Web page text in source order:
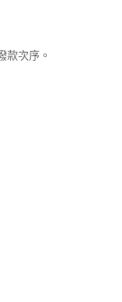
款次序。